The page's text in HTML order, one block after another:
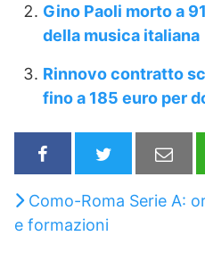
Gino Paoli morto a
della musica italiana
Rinnovo contratto
fino a 185 euro per
Como-Roma Serie A:
e formazioni